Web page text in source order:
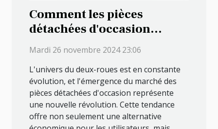
Comment les pièces
détachées d'occasion
révolutionnent le marché
du deux-roues
Mardi 26 novembre 2024 23:06
L'univers du deux-roues est en constante
évolution, et l'émergence du marché des
pièces détachées d'occasion représente
une nouvelle révolution. Cette tendance
offre non seulement une alternative